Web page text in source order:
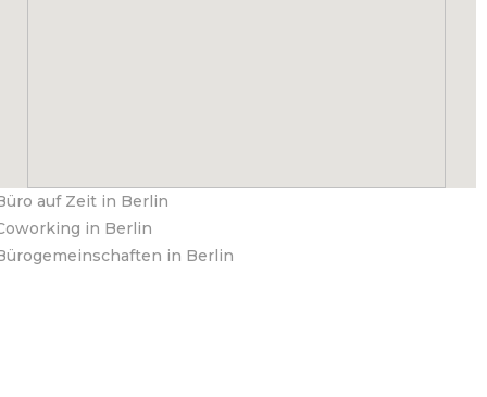
auf Zeit in Berlin
in Berlin
in Berlin